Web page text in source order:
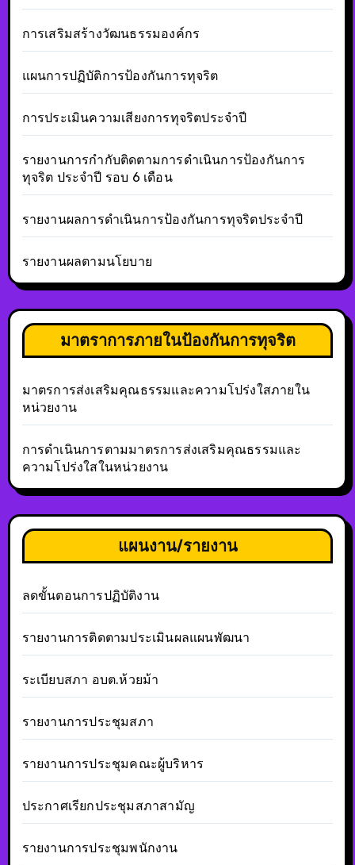
การเสริมสร้างวัฒนธรรมองค์กร
แผนการปฏิบัติการป้องกันการทุจริต
การประเมินความเสียงการทุจริตประจำปี
รายงานการกำกับติดตามการดำเนินการป้องกันการ
ทุจริต ประจำปี รอบ 6 เดือน
รายงานผลการดำเนินการป้องกันการทุจริตประจำปี
รายงานผลตามนโยบาย
มาตราการภายในป้องกันการทุจริต
มาตรการส่งเสริมคุณธรรมและความโปร่งใสภายใน
หน่วยงาน
การดำเนินการตามมาตรการส่งเสริมคุณธรรมและ
ความโปร่งใสในหน่วยงาน
แผนงาน/รายงาน
ลดขั้นตอนการปฏิบัติงาน
รายงานการติดตามประเมินผลแผนพัฒนา
ระเบียบสภา อบต.ห้วยม้า
รายงานการประชุมสภา
รายงานการประชุมคณะผู้บริหาร
ประกาศเรียกประชุมสภาสามัญ
รายงานการประชุมพนักงาน